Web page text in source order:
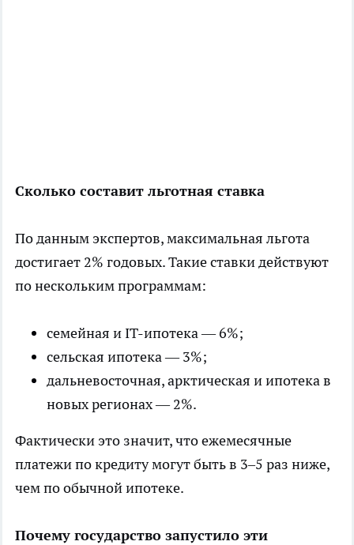
Сколько составит льготная ставка
По данным экспертов, максимальная льгота
достигает 2% годовых. Такие ставки действуют
по нескольким программам:
семейная и IT-ипотека — 6%;
сельская ипотека — 3%;
дальневосточная, арктическая и ипотека в
новых регионах — 2%.
Фактически это значит, что ежемесячные
платежи по кредиту могут быть в 3–5 раз ниже,
чем по обычной ипотеке.
Почему государство запустило эти